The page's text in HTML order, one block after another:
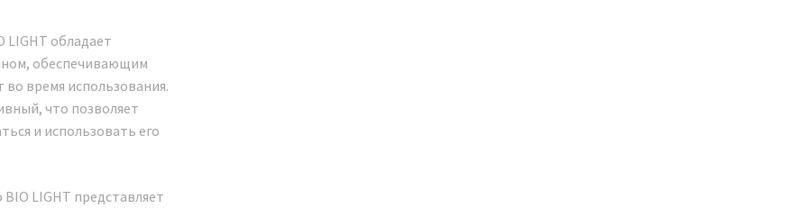
LIGHT обладает
обеспечивающим
время использования.
что позволяет
и использовать его
LIGHT представляет